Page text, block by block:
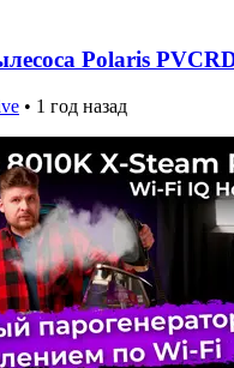
Polaris
• 1 год назад